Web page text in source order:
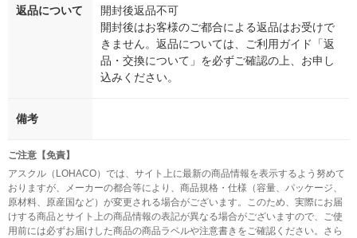
返品について
開封後返品不可
開封後はお客様のご都合による返品はお受けで
きません。返品については、ご利用ガイド「返
品・交換について」を必ずご確認の上、お申し
込みください。
備考
ご注意【免責】
アスクル（LOHACO）では、サイト上に最新の商品情報を表示するよう努めて
おりますが、メーカーの都合等により、商品規格・仕様（容量、パッケージ、
原材料、原産国など）が変更される場合がございます。このため、実際にお届
けする商品とサイト上の商品情報の表記が異なる場合がございますので、ご使
用前には必ずお届けした商品の商品ラベルや注意書きをご確認ください。さら